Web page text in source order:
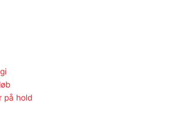
på hold